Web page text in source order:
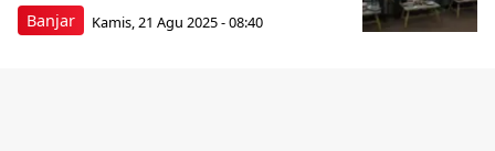
Banjar Kamis, 21 Agu 2025 - 08:40